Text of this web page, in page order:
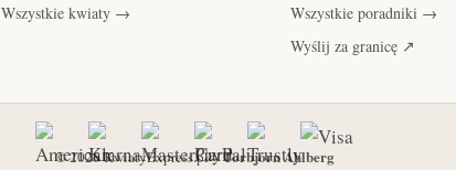
Wszystkie kwiaty →
Wszystkie poradniki →
Wyślij za granicę ↗
© 2026 KwiatyExpress.pl –Torbjorn Ahlberg